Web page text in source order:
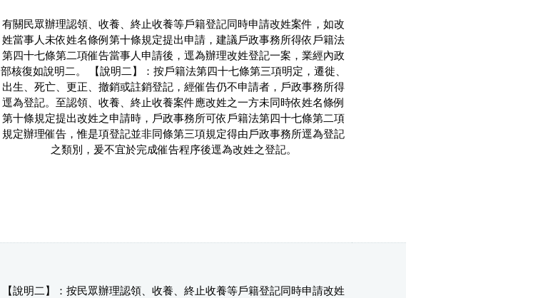
有關民眾辦理認領、收養、終止收養等戶籍登記同時申請改姓案件，如改
姓當事人未依姓名條例第十條規定提出申請，建議戶政事務所得依戶籍法
第四十七條第二項催告當事人申請後，逕為辦理改姓登記一案，業經內政
部核復如說明二。 【說明二】：按戶籍法第四十七條第三項明定，遷徙、
出生、死亡、更正、撤銷或註銷登記，經催告仍不申請者，戶政事務所得
逕為登記。至認領、收養、終止收養案件應改姓之一方未同時依姓名條例
第十條規定提出改姓之申請時，戶政事務所可依戶籍法第四十七條第二項
規定辦理催告，惟是項登記並非同條第三項規定得由戶政事務所逕為登記
之類別，爰不宜於完成催告程序後逕為改姓之登記。
【說明二】：按民眾辦理認領、收養、終止收養等戶籍登記同時申請改姓